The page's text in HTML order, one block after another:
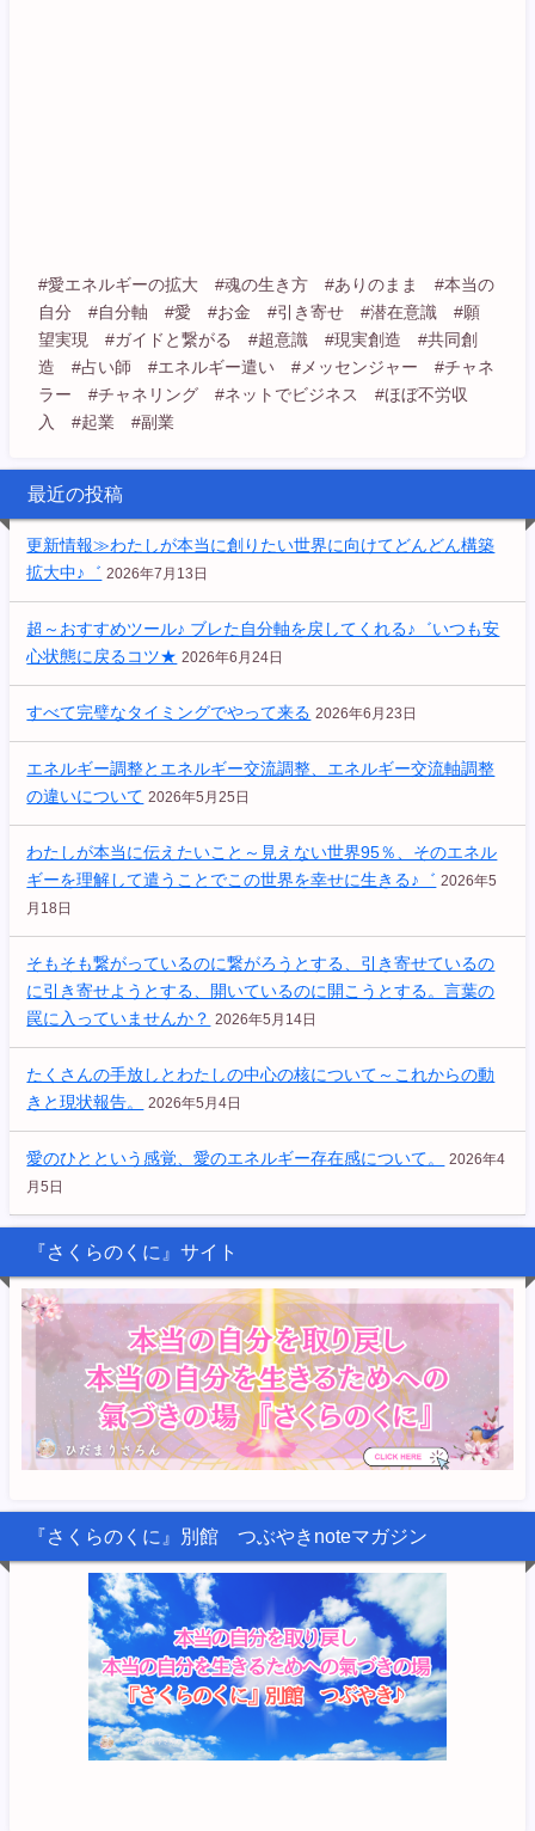
#愛エネルギーの拡大 #魂の生き方 #ありのまま #本当の
自分 #自分軸 #愛 #お金 #引き寄せ #潜在意識 #願
望実現 #ガイドと繋がる #超意識 #現実創造 #共同創
造 #占い師 #エネルギー遣い #メッセンジャー #チャネ
ラー #チャネリング #ネットでビジネス #ほぼ不労収
入 #起業 #副業
最近の投稿
更新情報≫わたしが本当に創りたい世界に向けてどんどん構築
拡大中♪゛ 2026年7月13日
超～おすすめツール♪ ブレた自分軸を戻してくれる♪゛いつも安
心状態に戻るコツ★ 2026年6月24日
すべて完璧なタイミングでやって来る 2026年6月23日
エネルギー調整とエネルギー交流調整、エネルギー交流軸調整
の違いについて 2026年5月25日
わたしが本当に伝えたいこと～見えない世界95％、そのエネル
ギーを理解して遣うことでこの世界を幸せに生きる♪゛ 2026年5
月18日
そもそも繋がっているのに繋がろうとする、引き寄せているの
に引き寄せようとする、開いているのに開こうとする。言葉の
罠に入っていませんか？
2026年5月14日
たくさんの手放しとわたしの中心の核について～これからの動
きと現状報告。
2026年5月4日
愛のひとという感覚、愛のエネルギー存在感について。
2026年4
月5日
『さくらのくに』サイト
『さくらのくに』別館 つぶやきnoteマガジン